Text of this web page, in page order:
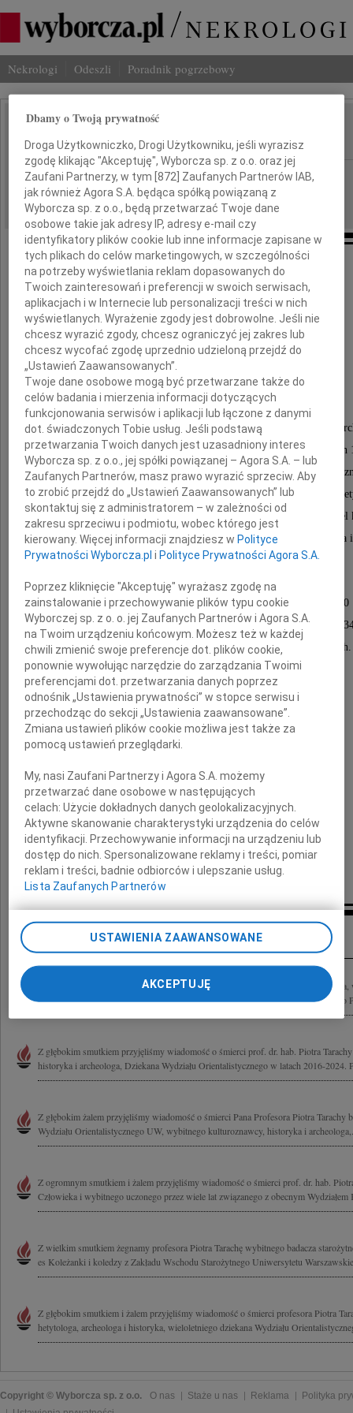
Nekrologi Odeszli Poradnik pogrzebowy
IMIĘ I NAZWISKO: Piotr Taracha
REGION: Warszawa
DATA EMISJI: 11.06.2026
Ze szczerym smutkiem zawiadamiamy,
że 3 czerwca 2026 roku zmarł
Prof. dr hab.
Piotr Taracha
Wybitny polski hetytolog, historyk, kulturoznawca i
pracownik Instytutu Archeologii i Etnologii PAN w latach
przewodniczący Prezydium Komitetu Nauk
Światowej rangi badacz religii, języka i literatury
autor licznych publikacji naukowych, ceniony nauczyciel
pokoleń badaczy. Niezapomniany współpracownik, kolega
Msza Święta żałobna odprawiona zostanie
w dniu 11 czerwca 2026 roku o godzinie 10.00
w Kościele Wizytek, Krakowskie Przedmieście
Pochówek odbędzie się na cmentarzu w Pyrach.
Najserdeczniejsze wyrazy współczucia
dla Rodziny i Bliskich
Dyrektor i Pracownicy IAE PAN
Inne kondolencje
Żegnamy prof. dr hab. Piotra Tarachę Wybitnego hetytologa, historyka i
Wydziału Orientalistycznego Uniwersytetu Warszawskiego oraz przewodniczącego
Z głębokim smutkiem przyjęliśmy wiadomość o śmierci prof. dr. hab. Piotra
historyka i archeologa, Dziekana Wydziału Orientalistycznego w latach 2016-2024.
Z głębokim żalem przyjęliśmy wiadomość o śmierci Pana Profesora Piotra Tarachy
Wydziału Orientalistycznego UW, wybitnego kulturoznawcy, historyka i
Z ogromnym smutkiem i żalem przyjęliśmy wiadomość o śmierci prof. dr. hab.
Człowieka i wybitnego uczonego przez wiele lat związanego z obecnym
Z wielkim smutkiem żegnamy profesora Piotra Tarachę wybitnego badacza
es Koleżanki i koledzy z Zakładu Wschodu Starożytnego Uniwersytetu
Z głębokim smutkiem i żalem przyjęliśmy wiadomość o śmierci profesora Piotra
hetytologa, archeologa i historyka, wieloletniego dziekana Wydziału
Copyright © Wyborcza sp. z o.o. O nas Staże u nas Reklama
Polityka
Dbamy o Twoją prywatność
Droga Użytkowniczko, Drogi Użytkowniku, jeśli wyrazisz
zgodę klikając "Akceptuję", Wyborcza sp. z o.o. oraz jej
Zaufani Partnerzy, w tym [872] Zaufanych Partnerów IAB,
jak również Agora S.A. będąca spółką powiązaną z
Wyborcza sp. z o.o., będą przetwarzać Twoje dane
osobowe takie jak adresy IP, adresy e-mail czy
identyfikatory plików cookie lub inne informacje zapisane w
tych plikach do celów marketingowych, w szczególności
na potrzeby wyświetlania reklam dopasowanych do
Twoich zainteresowań i preferencji w swoich serwisach,
aplikacjach i w Internecie lub personalizacji treści w nich
wyświetlanych. Wyrażenie zgody jest dobrowolne. Jeśli nie
chcesz wyrazić zgody, chcesz ograniczyć jej zakres lub
chcesz wycofać zgodę uprzednio udzieloną przejdź do
„Ustawień Zaawansowanych”.
Twoje dane osobowe mogą być przetwarzane także do
celów badania i mierzenia informacji dotyczących
funkcjonowania serwisów i aplikacji lub łączone z danymi
dot. świadczonych Tobie usług. Jeśli podstawą
przetwarzania Twoich danych jest uzasadniony interes
Wyborcza sp. z o.o., jej spółki powiązanej – Agora S.A. – lub
Zaufanych Partnerów, masz prawo wyrazić sprzeciw. Aby
to zrobić przejdź do „Ustawień Zaawansowanych” lub
skontaktuj się z administratorem – w zależności od
zakresu sprzeciwu i podmiotu, wobec którego jest
kierowany. Więcej informacji znajdziesz wPolityce
Prywatności Wyborcza.pl iPolityce Prywatności Agora S.A.
Poprzez kliknięcie "Akceptuję" wyrażasz zgodę na
zainstalowanie i przechowywanie plików typu cookie
Wyborczej sp. z o. o. jej Zaufanych Partnerów i Agora S.A.
na Twoim urządzeniu końcowym. Możesz też w każdej
chwili zmienić swoje preferencje dot. plików cookie,
ponownie wywołując narzędzie do zarządzania Twoimi
preferencjami dot. przetwarzania danych poprzez
odnośnik „Ustawienia prywatności” w stopce serwisu i
przechodząc do sekcji „Ustawienia zaawansowane”.
Zmiana ustawień plików cookie możliwa jest także za
pomocą ustawień przeglądarki.
My, nasi Zaufani Partnerzy i Agora S.A. możemy
przetwarzać dane osobowe w następujących
celach:Użycie dokładnych danych geolokalizacyjnych.
Aktywne skanowanie charakterystyki urządzenia do celów
identyfikacji. Przechowywanie informacji na urządzeniu lub
dostęp do nich. Spersonalizowane reklamy i treści, pomiar
reklam i treści, badnie odbiorców i ulepszanie usług.
Lista Zaufanych Partnerów
USTAWIENIA ZAAWANSOWANE
AKCEPTUJĘ